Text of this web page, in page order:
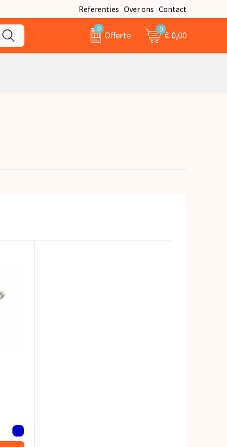
Referenties Over ons Contact
0
Offerte
0
€ 0,00